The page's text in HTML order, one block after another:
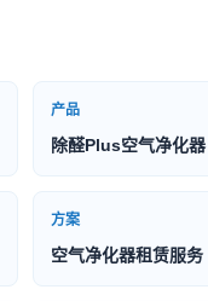
产品
除醛Plus空气净化器
方案
空气净化器租赁服务